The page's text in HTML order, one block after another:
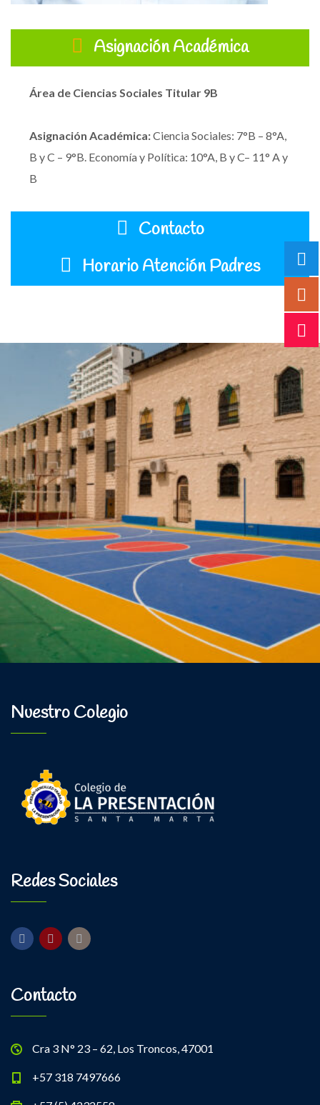
Asignación Académica
Área de Ciencias Sociales Titular 9B
Asignación Académica:Ciencia Sociales: 7°B – 8°A,
B y C – 9°B. Economía y Política: 10°A, B y C– 11° A y
B
Contacto
Horario Atención Padres
Nuestro Colegio
Redes Sociales
Contacto
Cra 3 N° 23 – 62, Los Troncos, 47001
+57 318 7497666